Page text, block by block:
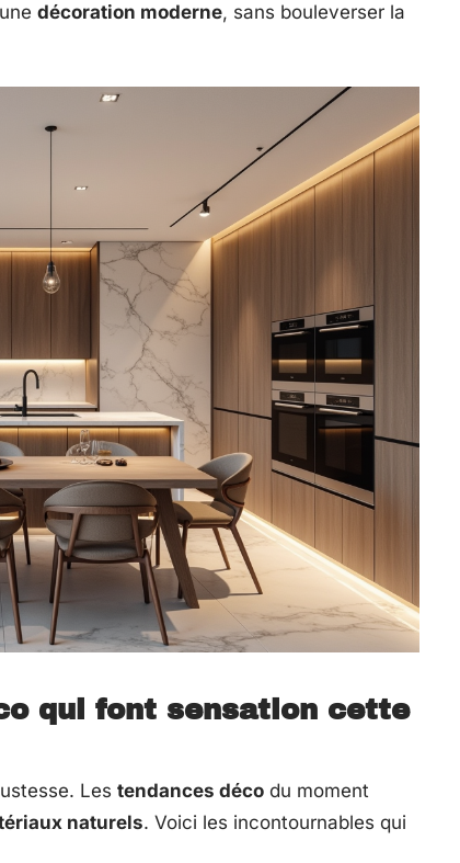
décoration moderne, sans bouleverser la
qui font sensation cette
Les tendances déco du moment
naturels. Voici les incontournables qui